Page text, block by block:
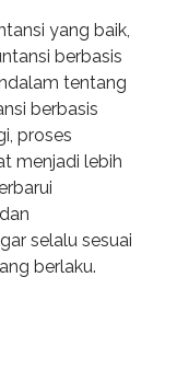
yang baik,
berbasis
tentang
berbasis
proses
menjadi lebih
selalu sesuai
berlaku.